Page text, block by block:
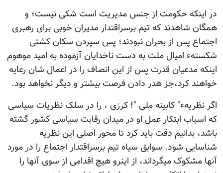
در اینکه حکومت از جنس مدیریت است شکی نیست؛ و
همگان شاهدند که تیم برسراقتدار مدیران خوبی برای رهبری
اجتماع پس از بحران نبودند؛ پس سپردن سکان کشتی
شکستهء امیال ملت به دست ناخدایان آزموده به امید موهوم
اینکه مدعیان قدرت پس از این انصاف را در اعمال شان رعایه
خواهند کرد،جز هدر دادن فرصت بیشتر و دیگر نخواهد بود.
اگر نظریهء" کابینه ملی "! کرزی ، را در سلک نظریات سیاسی
که اسباب ابتکار عمل او در میدان رقابت سیاسی کشور گشته
باشد، بدانیم دقت باید کرد تا محور اصلی این نظریه
شناسایی شود. سوابق سیاه تیم برسراقتدار اجتماع را در مورد
آنها مشکوک میگرداند، از اینرو هیچ اقدامی از سوی آنها را